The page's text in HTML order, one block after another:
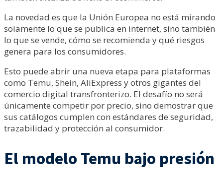
La novedad es que la Unión Europea no está mirando
solamente lo que se publica en internet, sino también
lo que se vende, cómo se recomienda y qué riesgos
genera para los consumidores.
Esto puede abrir una nueva etapa para plataformas
como Temu, Shein, AliExpress y otros gigantes del
comercio digital transfronterizo. El desafío no será
únicamente competir por precio, sino demostrar que
sus catálogos cumplen con estándares de seguridad,
trazabilidad y protección al consumidor.
El modelo Temu bajo presión